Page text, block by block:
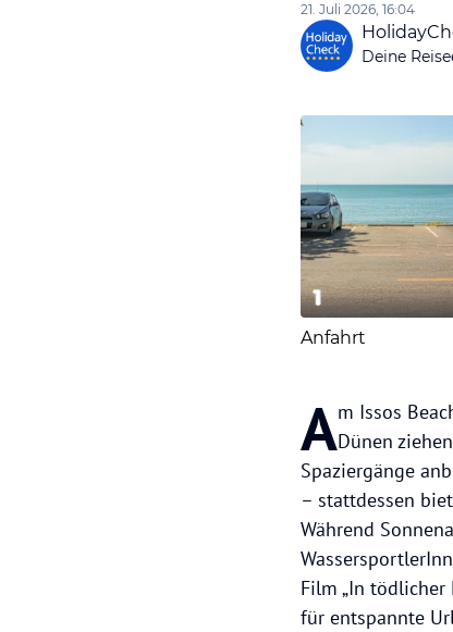
21. Juli 2026, 16:04
Deine
1
Anfahrt
Am Issos
Dünen
Spaziergänge
– stattdessen
Während
Film „In
für entspannte